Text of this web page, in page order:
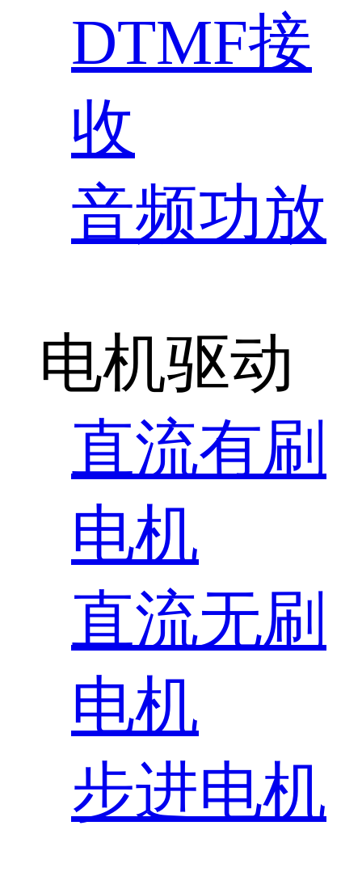
DTMF接
收
音频功放
电机驱动
直流有刷
电机
直流无刷
电机
步进电机